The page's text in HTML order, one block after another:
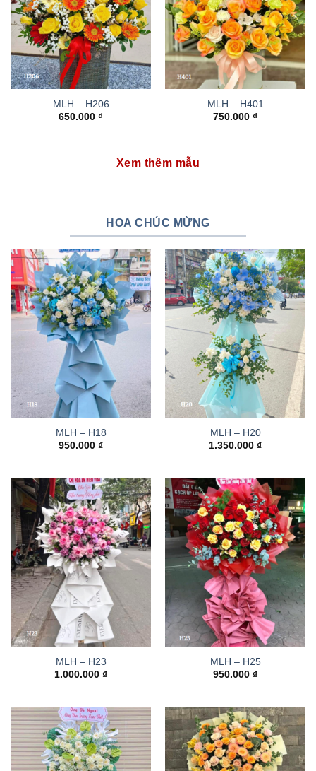
MLH – H206
650.000 ₫
MLH – H401
750.000 ₫
Xem thêm mẫu
HOA CHÚC MỪNG
MLH – H18
950.000 ₫
MLH – H20
1.350.000 ₫
MLH – H23
1.000.000 ₫
MLH – H25
950.000 ₫